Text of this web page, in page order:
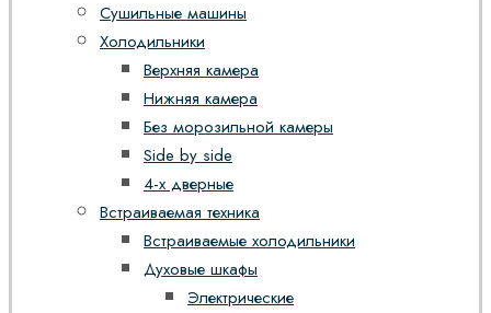
Сушильные машины
Холодильники
Верхняя камера
Нижняя камера
Без морозильной камеры
Side by side
4-х дверные
Встраиваемая техника
Встраиваемые холодильники
Духовые шкафы
Электрические